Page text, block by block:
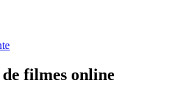
filmes online